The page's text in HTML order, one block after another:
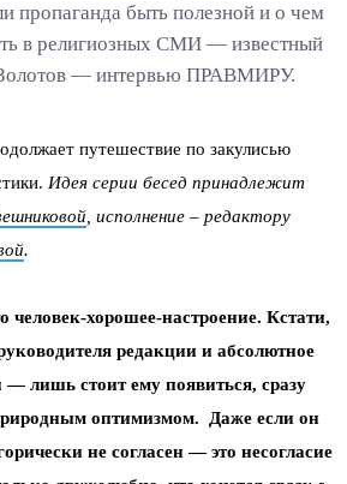
пропаганда быть полезной и о чем
в религиозных СМИ — известный
— интервью ПРАВМИРУ.
путешествие по закулисью
Идея серии бесед принадлежит
, исполнение – редактору
.
человек-хорошее-настроение. Кстати,
редакции и абсолютное
лишь стоит ему появиться, сразу
оптимизмом. Даже если он
не согласен — это несогласие